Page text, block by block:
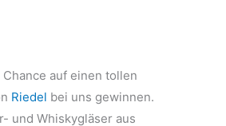
auf einen tollen
Riedel bei uns gewinnen.
und Whiskygläser aus